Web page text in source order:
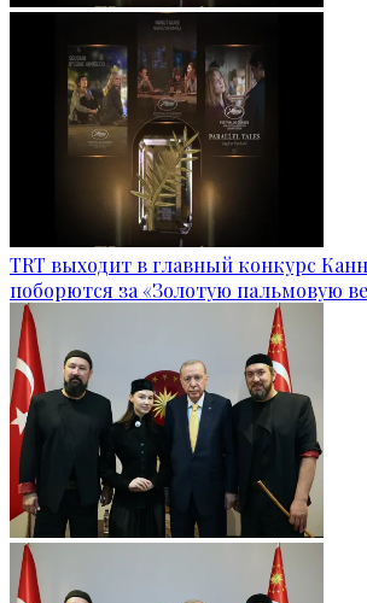
TRT выходит в главный конкурс
поборются за «Золотую пальмовую